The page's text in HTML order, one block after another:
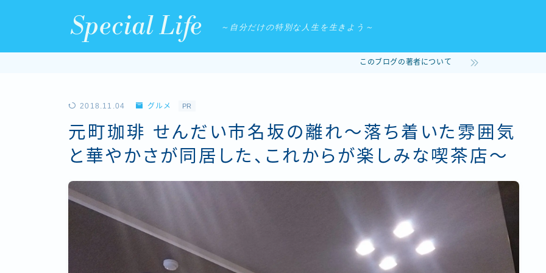
Special Life ～自分だけの特別な人生を生きよう～
このブログの著者について
2018.11.04 グルメ PR
元町珈琲 せんだい市名坂の離れ〜落ち着いた雰囲気
と華やかさが同居した、これからが楽しみな喫茶店〜